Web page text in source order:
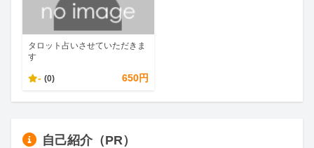
タロット占いさせていただきま
す
- (0) 650円
自己紹介（PR）